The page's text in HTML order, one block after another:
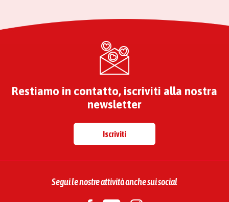
Restiamo in contatto, iscriviti alla nostra
newsletter
Iscriviti
Segui le nostre attività anche sui social